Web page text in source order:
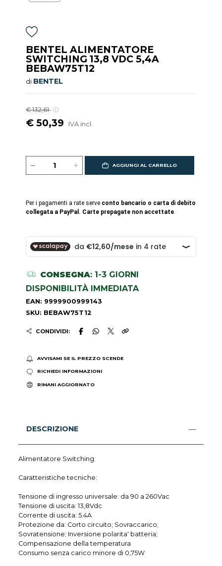
BENTEL ALIMENTATORE
SWITCHING 13,8 VDC 5,4A
BEBAW75T12
di BENTEL
€ 132,61
€ 50,39 IVA incl.
AGGIUNGI AL CARRELLO
Per i pagamenti a rate serve conto bancario o carta di debito
collegata a PayPal. Carte prepagate non accettate.
CONSEGNA: 1-3 GIORNI
DISPONIBILITÀ IMMEDIATA
EAN: 9999900999143
SKU: BEBAW75T12
CONDIVIDI:
AVVISAMI SE IL PREZZO SCENDE
RICHIEDI INFORMAZIONI
RIMANI AGGIORNATO
DESCRIZIONE
Alimentatore Switching:
Caratteristiche tecniche:
Tensione di ingresso universale: da 90 a 260Vac
Tensione di uscita: 13,8Vdc
Corrente di uscita: 5.4A
Protezione da: Corto circuito; Sovraccarico;
Sovratensione; Inversione polarita' batteria;
Compensazione della temperatura
Consumo senza carico minore di 0,75W